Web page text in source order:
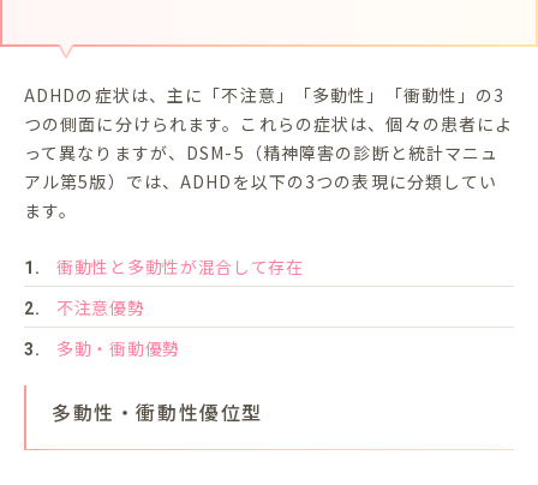
ADHDの症状は、主に「不注意」「多動性」「衝動性」の3
つの側面に分けられます。これらの症状は、個々の患者によ
って異なりますが、DSM-5（精神障害の診断と統計マニュ
アル第5版）では、ADHDを以下の3つの表現に分類してい
ます。
衝動性と多動性が混合して存在
不注意優勢
多動・衝動優勢
多動性・衝動性優位型